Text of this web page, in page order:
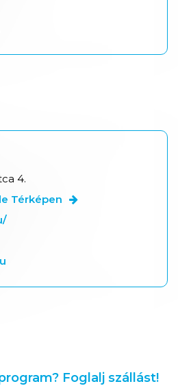
4.
Térképen
Foglalj szállást!